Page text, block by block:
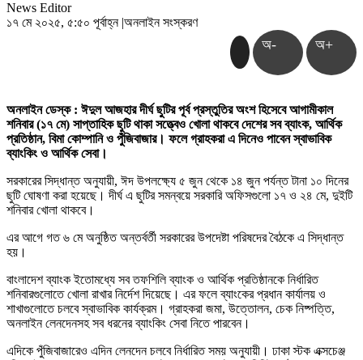
News Editor
১৭ মে ২০২৫, ৫:৫০ পূর্বাহ্ন |অনলাইন সংস্করণ
অ- অ+
অনলাইন ডেস্ক : ঈদুল আজহার দীর্ঘ ছুটির পূর্ব প্রস্তুতির অংশ হিসেবে আগামীকাল
শনিবার (১৭ মে) সাপ্তাহিক ছুটি থাকা সত্ত্বেও খোলা থাকবে দেশের সব ব্যাংক, আর্থিক
প্রতিষ্ঠান, বিমা কোম্পানি ও পুঁজিবাজার। ফলে গ্রাহকরা এ দিনেও পাবেন স্বাভাবিক
ব্যাংকিং ও আর্থিক সেবা।
সরকারের সিদ্ধান্ত অনুযায়ী, ঈদ উপলক্ষ্যে ৫ জুন থেকে ১৪ জুন পর্যন্ত টানা ১০ দিনের
ছুটি ঘোষণা করা হয়েছে। দীর্ঘ এ ছুটির সমন্বয়ে সরকারি অফিসগুলো ১৭ ও ২৪ মে, দুইটি
শনিবার খোলা থাকবে।
এর আগে গত ৬ মে অনুষ্ঠিত অন্তর্বর্তী সরকারের উপদেষ্টা পরিষদের বৈঠকে এ সিদ্ধান্ত
হয়।
বাংলাদেশ ব্যাংক ইতোমধ্যে সব তফশিলি ব্যাংক ও আর্থিক প্রতিষ্ঠানকে নির্ধারিত
শনিবারগুলোতে খোলা রাখার নির্দেশ দিয়েছে। এর ফলে ব্যাংকের প্রধান কার্যালয় ও
শাখাগুলোতে চলবে স্বাভাবিক কার্যক্রম। গ্রাহকরা জমা, উত্তোলন, চেক নিষ্পত্তি,
অনলাইন লেনদেনসহ সব ধরনের ব্যাংকিং সেবা নিতে পারবেন।
এদিকে পুঁজিবাজারেও এদিন লেনদেন চলবে নির্ধারিত সময় অনুযায়ী। ঢাকা স্টক এক্সচেঞ্জ